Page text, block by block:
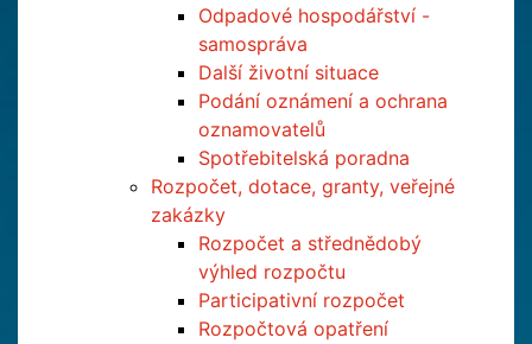
Odpadové hospodářství -
samospráva
Další životní situace
Podání oznámení a ochrana
oznamovatelů
Spotřebitelská poradna
Rozpočet, dotace, granty, veřejné
zakázky
Rozpočet a střednědobý
výhled rozpočtu
Participativní rozpočet
Rozpočtová opatření